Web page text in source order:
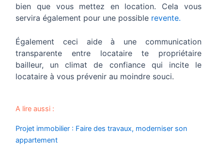
bien que vous mettez en location. Cela vous
servira également pour une possible revente.
Également ceci aide à une communication
transparente entre locataire te propriétaire
bailleur, un climat de confiance qui incite le
locataire à vous prévenir au moindre souci.
A lire aussi :
Projet immobilier : Faire des travaux, moderniser son
appartement